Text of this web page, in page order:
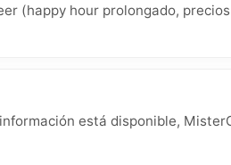
(happy hour prolongado,
está disponible,